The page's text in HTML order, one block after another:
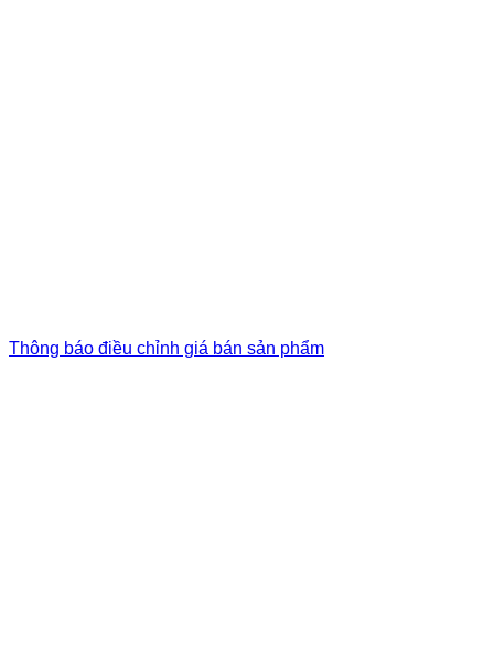
Thông báo điều chỉnh giá bán sản phẩm